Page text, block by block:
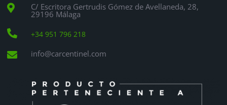
 C/ Escritora Gertrudis Gómez de Avellaneda, 28,
29196 Málaga
 +34 951 796 218
 info@carcentinel.com